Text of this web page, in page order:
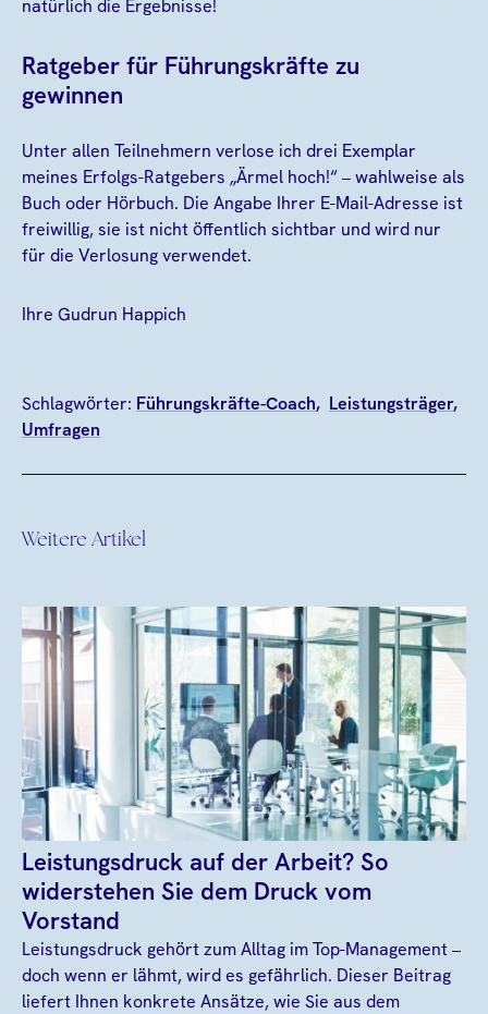
natürlich die Ergebnisse!
Ratgeber für Führungskräfte zu
gewinnen
Unter allen Teilnehmern verlose ich drei Exemplar
meines Erfolgs-Ratgebers „Ärmel hoch!“ – wahlweise als
Buch oder Hörbuch. Die Angabe Ihrer E-Mail-Adresse ist
freiwillig, sie ist nicht öffentlich sichtbar und wird nur
für die Verlosung verwendet.
Ihre Gudrun Happich
Schlagwörter: Führungskräfte-Coach
Leistungsträger
Umfragen
Weitere Artikel
Leistungsdruck auf der Arbeit? So
widerstehen Sie dem Druck vom
Vorstand
Leistungsdruck gehört zum Alltag im Top-Management –
doch wenn er lähmt, wird es gefährlich. Dieser Beitrag
liefert Ihnen konkrete Ansätze, wie Sie aus dem